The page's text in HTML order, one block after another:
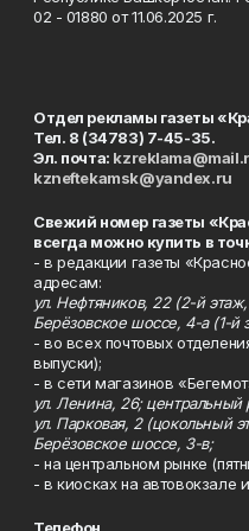
02 - 01880 от 11.06.2025 г.
Отдел рекламы газеты
Тел. 8 (34783) 7-45-35.
Эл. почта:
kzneftekamsk@yandex.ru
Свежий номер газеты
всегда можно купить в
- в редакции газеты
адресам:
ул. Нефтяников, 22 (2-й
Берёзовское шоссе, 4-а (1-й
- во всех почтовых
выпуски);
- в сети магазинов
ул. Ленина, 26;
ул. Парковая, 2 (цокольный
Берёзовское шоссе, 3-в;
- на центральном рынке
- в киосках на автовокзале